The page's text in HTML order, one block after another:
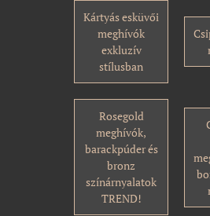
Kártyás esküvői
meghívók
exkluzív
stílusban
Rosegold
meghívók,
barackpúder és
bronz
színárnyalatok
TREND!